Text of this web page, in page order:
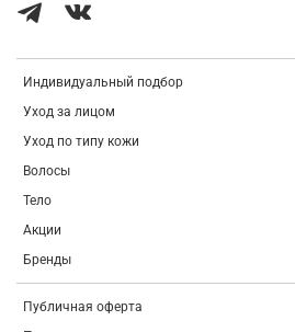
Индивидуальный подбор
Уход за лицом
Уход по типу кожи
Волосы
Тело
Акции
Бренды
Публичная оферта